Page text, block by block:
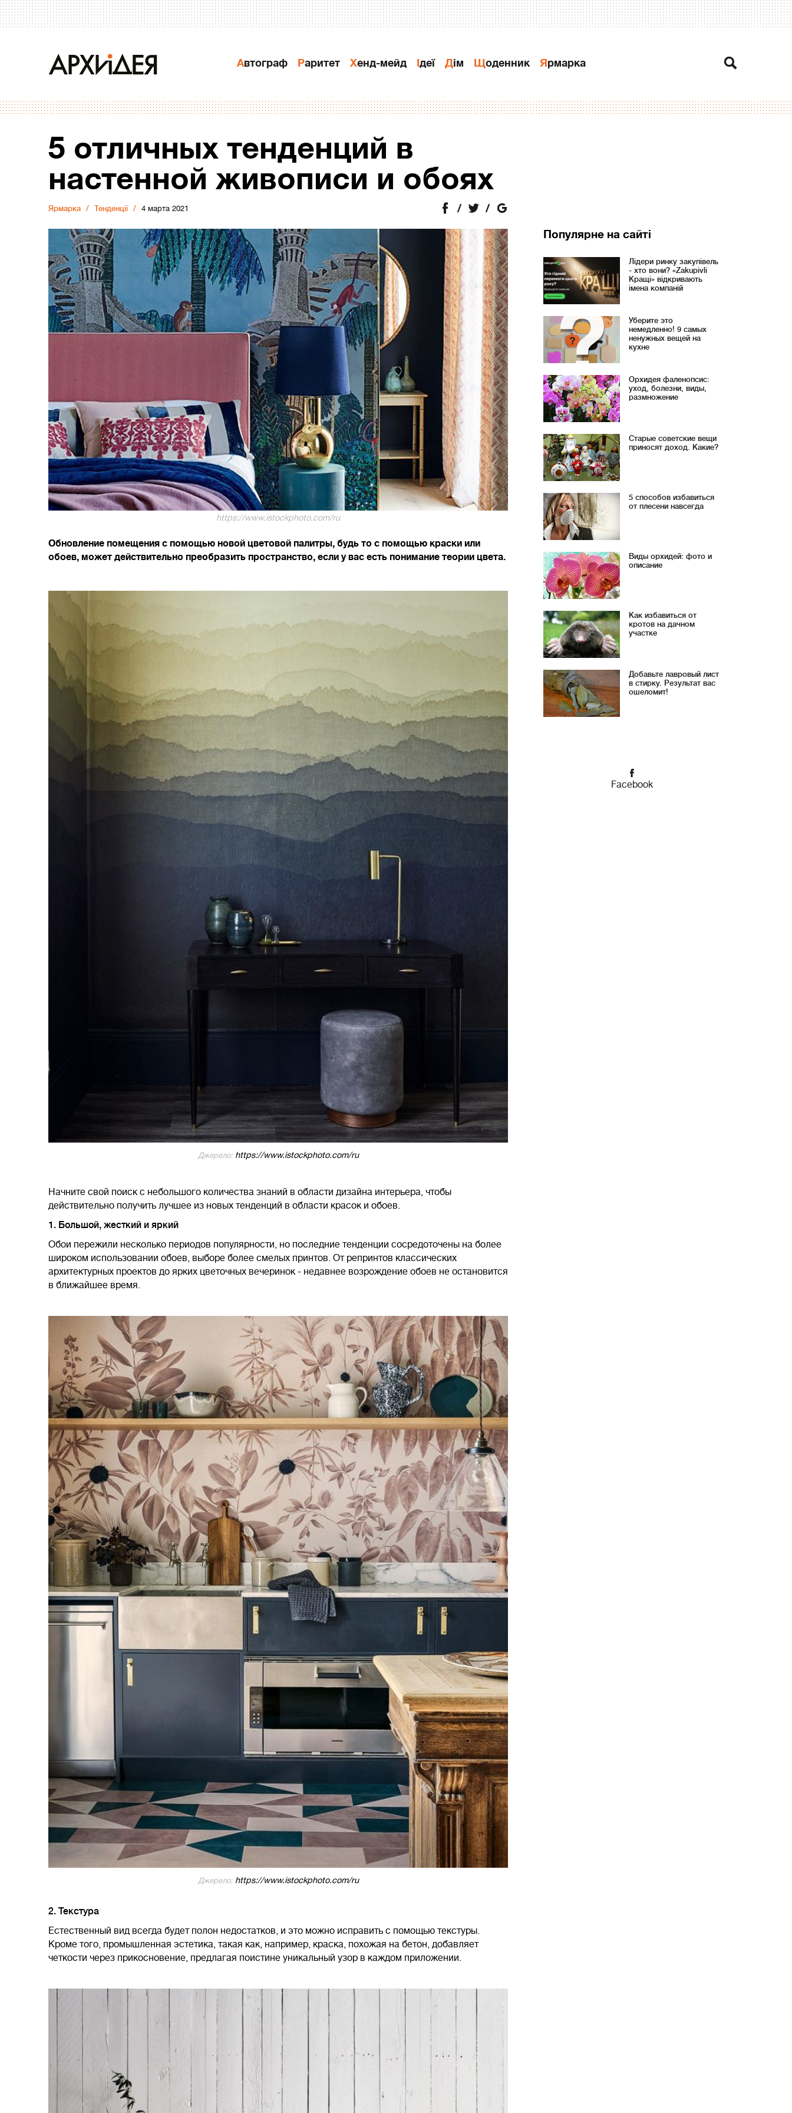
Автограф Раритет Хенд-мейд Ідеї Дiм Щоденник Ярмарка
5 отличных тенденций в
настенной живописи и обоях
Ярмарка Тенденції 4 марта 2021
https://www.istockphoto.com/ru
Обновление помещения с помощью новой цветовой палитры, будь то с помощью краски или
обоев, может действительно преобразить пространство, если у вас есть понимание теории цвета.
Джерело:https://www.istockphoto.com/ru
Начните свой поиск с небольшого количества знаний в области дизайна интерьера, чтобы
действительно получить лучшее из новых тенденций в области красок и обоев.
1. Большой, жесткий и яркий
Обои пережили несколько периодов популярности, но последние тенденции сосредоточены на более
широком использовании обоев, выборе более смелых принтов. От репринтов классических
архитектурных проектов до ярких цветочных вечеринок - недавнее возрождение обоев не остановится
в ближайшее время.
Джерело:https://www.istockphoto.com/ru
2. Текстура
Естественный вид всегда будет полон недостатков, и это можно исправить с помощью текстуры.
Кроме того, промышленная эстетика, такая как, например, краска, похожая на бетон, добавляет
четкости через прикосновение, предлагая поистине уникальный узор в каждом приложении.
Популярне на сайті
Лідери ринку закупівель
- хто вони? «Zakupivli
Кращі» відкривають
імена компаній
Уберите это
немедленно! 9 самых
ненужных вещей на
кухне
Орхидея фаленопсис:
уход, болезни, виды,
размножение
Старые советские вещи
приносят доход. Какие?
5 способов избавиться
от плесени навсегда
Виды орхидей: фото и
описание
Как избавиться от
кротов на дачном
участке
Добавьте лавровый лист
в стирку. Результат вас
ошеломит!
Facebook